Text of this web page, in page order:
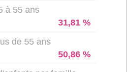
à 55 ans
31,81 %
de 55 ans
50,86 %